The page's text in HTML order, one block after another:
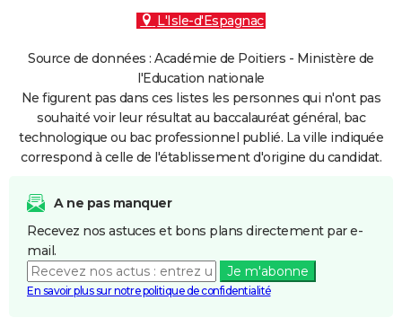
L'Isle-d'Espagnac
Source de données : Académie de Poitiers - Ministère de
l'Education nationale
Ne figurent pas dans ces listes les personnes qui n'ont pas
souhaité voir leur résultat au baccalauréat général, bac
technologique ou bac professionnel publié. La ville indiquée
correspond à celle de l'établissement d'origine du candidat.
A ne pas manquer
Recevez nos astuces et bons plans directement par e-
mail.
Je m'abonne
En savoir plus sur notre politique de confidentialité